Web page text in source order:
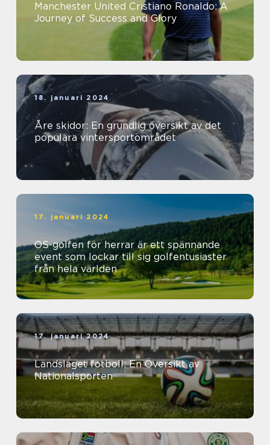
Manchester United Cristiano Ronaldo: A
Journey of Success and Glory
18. januari 2024
Åre skidor: En grundlig översikt av det
populära vintersportområdet
17. januari 2024
OS-golfen för herrar är ett spännande
event som lockar till sig golfentusiaster
från hela världen
17. januari 2024
Landslaget fotboll: En Översikt av
Nationalsporten